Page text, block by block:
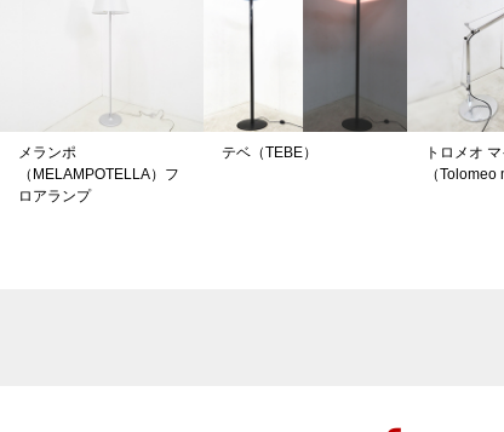
メランポ
（MELAMPOTELLA）フ
ロアランプ
テベ（TEBE）
トロメオ
（Tolomeo